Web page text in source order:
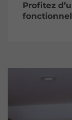
Profitez